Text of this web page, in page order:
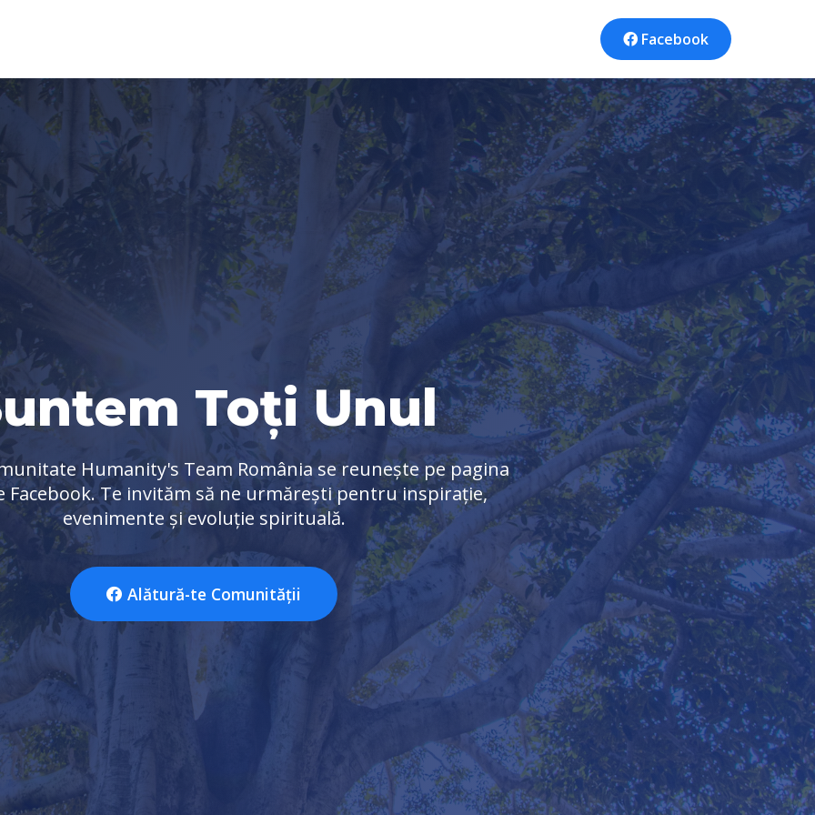
Facebook
Toți Unul
Humanity's Team România se reunește pe pagina
Facebook. Te invităm să ne urmărești pentru inspirație,
evenimente și evoluție spirituală.
Alătură-te Comunității